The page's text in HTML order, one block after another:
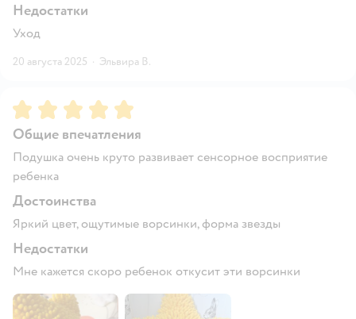
Недостатки
Уход
20 августа 2025 · Эльвира В.
Рейтинг:5
Общие впечатления
Подушка очень круто развивает сенсорное восприятие
ребенка
Достоинства
Яркий цвет, ощутимые ворсинки, форма звезды
Недостатки
Мне кажется скоро ребенок откусит эти ворсинки